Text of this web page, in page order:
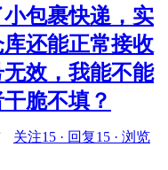
包裹快递，实
还能正常接收
效，我能不能
脆不填？
关注15 · 回复15 · 浏览